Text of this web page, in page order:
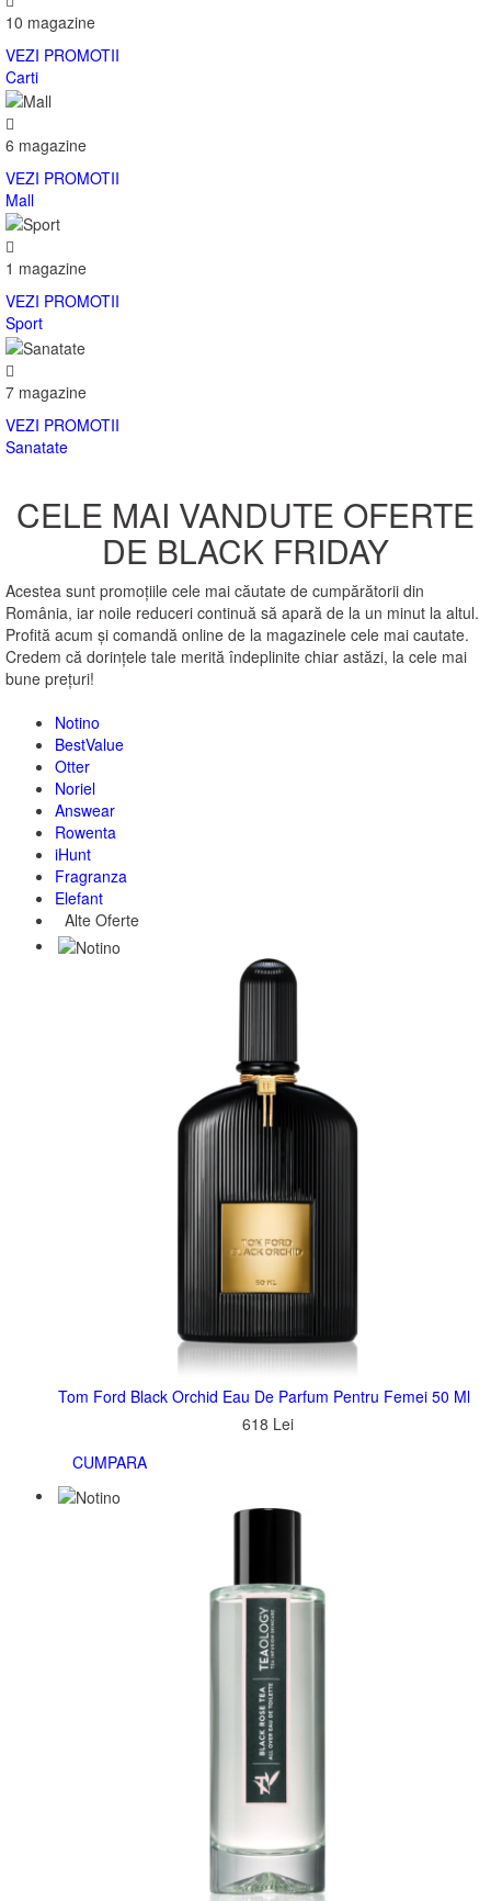
10 magazine
VEZI PROMOTII
Carti
6 magazine
VEZI PROMOTII
Mall
1 magazine
VEZI PROMOTII
Sport
7 magazine
VEZI PROMOTII
Sanatate
CELE MAI VANDUTE OFERTE
DE BLACK FRIDAY
Acestea sunt promoțiile cele mai căutate de cumpărătorii din
România, iar noile reduceri continuă să apară de la un minut la altul.
Profită acum și comandă online de la magazinele cele mai cautate.
Credem că dorințele tale merită îndeplinite chiar astăzi, la cele mai
bune prețuri!
Notino
BestValue
Otter
Noriel
Answear
Rowenta
iHunt
Fragranza
Elefant
Alte Oferte
Tom Ford Black Orchid Eau De Parfum Pentru Femei 50 Ml
618 Lei
CUMPARA